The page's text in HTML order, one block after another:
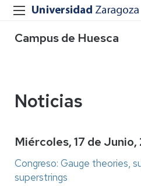
Campus de Huesca
Noticias
Miércoles, 17 de
Congreso: Gauge theories,
superstrings